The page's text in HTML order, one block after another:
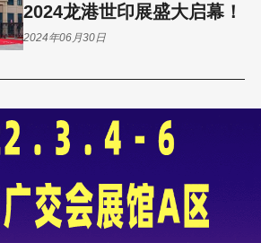
2024龙港世印展盛大启幕！
2024年06月30日